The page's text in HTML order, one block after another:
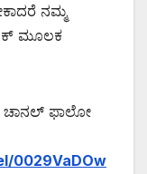
ನಮ್ಮ
ಮೂಲಕ
ಚಾನಲ್ ಫಾಲೋ
0029VaDOw